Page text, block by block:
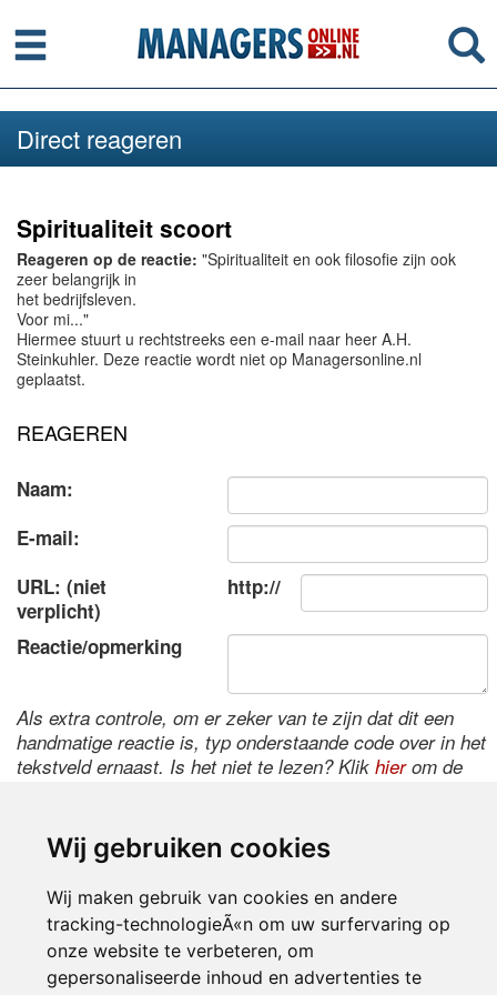
Wij gebruiken cookies
Wij maken gebruik van cookies en andere
tracking-technologieÃ«n om uw surfervaring op
onze website te verbeteren, om
gepersonaliseerde inhoud en advertenties te
Menu
Direct reageren
Spiritualiteit scoort
Reageren op de reactie: "Spiritualiteit en ook filosofie zijn ook
zeer belangrijk in
het bedrijfsleven.
Voor mi..."
Hiermee stuurt u rechtstreeks een e-mail naar heer A.H.
Steinkuhler. Deze reactie wordt niet op Managersonline.nl
geplaatst.
REAGEREN
Naam:
E-mail:
URL: (niet
verplicht)
http://
Reactie/opmerking
Als extra controle, om er zeker van te zijn dat dit een
handmatige reactie is, typ onderstaande code over in het
tekstveld ernaast. Is het niet te lezen? Klik hierom de